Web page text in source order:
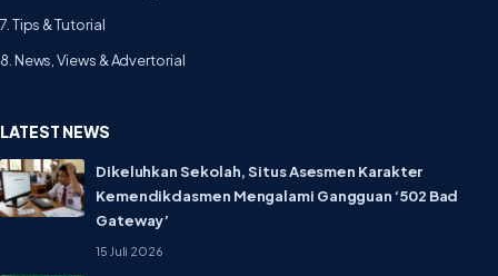
7. Tips & Tutorial
8. News, Views & Advertorial
LATEST NEWS
Dikeluhkan Sekolah, Situs Asesmen Karakter
Kemendikdasmen Mengalami Gangguan ‘502 Bad
Gateway’
15 Juli 2026